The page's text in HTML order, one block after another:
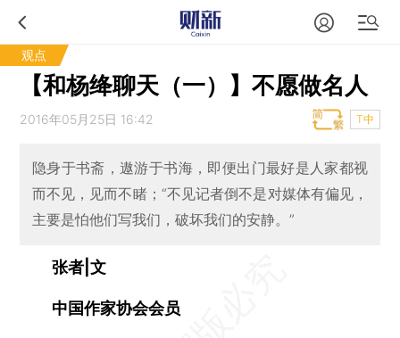
观点
【和杨绛聊天（一）】不愿做名人
2016年05月25日 16:42 T中
隐身于书斋，遨游于书海，即便出门最好是人家都视
而不见，见而不睹；“不见记者倒不是对媒体有偏见，
主要是怕他们写我们，破坏我们的安静。”
张者|文
中国作家协会会员